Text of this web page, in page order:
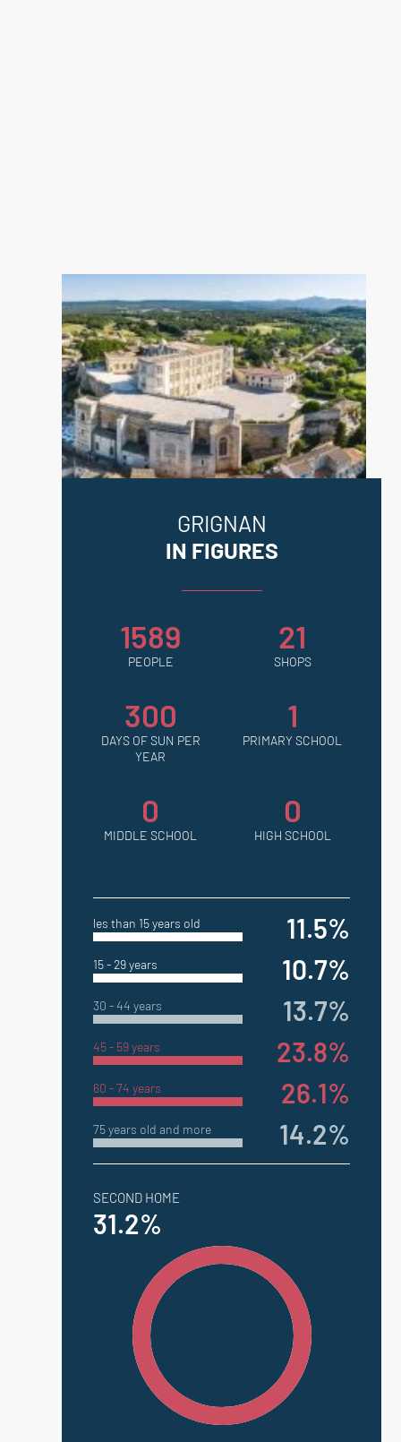
GRIGNAN
IN FIGURES
1589
PEOPLE
21
SHOPS
300
DAYS OF SUN PER
YEAR
1
PRIMARY SCHOOL
0
MIDDLE SCHOOL
0
HIGH SCHOOL
les than 15 years old 11.5%
15 - 29 years 10.7%
30 - 44 years 13.7%
45 - 59 years 23.8%
60 - 74 years 26.1%
75 years old and more 14.2%
SECOND HOME
31.2%